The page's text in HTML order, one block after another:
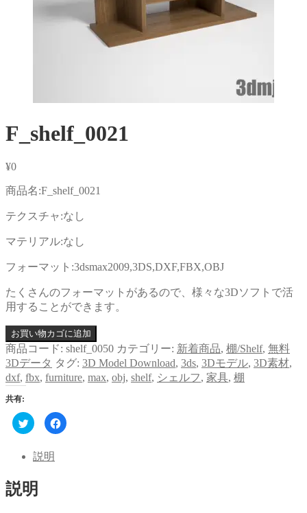
F_shelf_0021
¥0
商品名:F_shelf_0021
テクスチャ:なし
マテリアル:なし
フォーマット:3dsmax2009,3DS,DXF,FBX,OBJ
たくさんのフォーマットがあるので、様々な3Dソフトで活
用することができます。
お買い物カゴに追加
商品コード: shelf_0050 カテゴリー: 新着商品, 棚/Shelf, 無料
3Dデータ タグ: 3D Model Download, 3ds, 3Dモデル, 3D素材,
dxf, fbx, furniture, max, obj, shelf, シェルフ, 家具, 棚
共有:
ク
リ
し
て
で
共
有
Facebook
で
説明
説明